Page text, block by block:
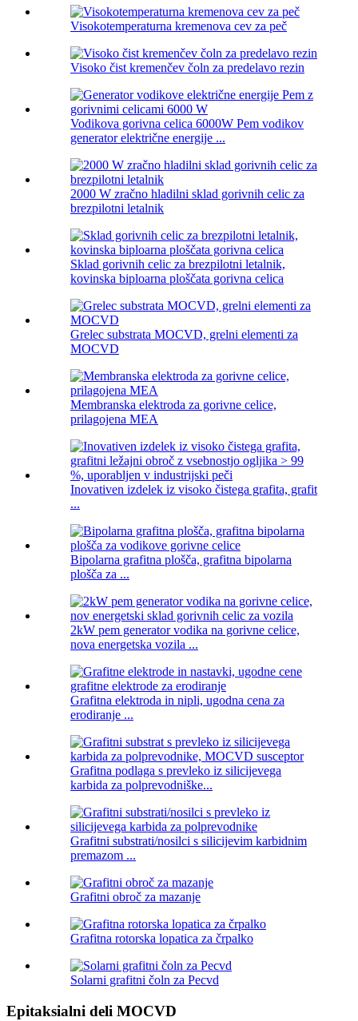
Visokotemperaturna kremenova cev za peč
Visoko čist kremenčev čoln za predelavo rezin
Vodikova gorivna celica 6000W Pem vodikov
generator električne energije ...
2000 W zračno hladilni sklad gorivnih celic za
brezpilotni letalnik
Sklad gorivnih celic za brezpilotni letalnik,
kovinska biploarna ploščata gorivna celica
Grelec substrata MOCVD, grelni elementi za
MOCVD
Membranska elektroda za gorivne celice,
prilagojena MEA
Inovativen izdelek iz visoko čistega grafita, grafit
...
Bipolarna grafitna plošča, grafitna bipolarna
plošča za ...
2kW pem generator vodika na gorivne celice,
nova energetska vozila ...
Grafitna elektroda in nipli, ugodna cena za
erodiranje ...
Grafitna podlaga s prevleko iz silicijevega
karbida za polprevodniške...
Grafitni substrati/nosilci s silicijevim karbidnim
premazom ...
Grafitni obroč za mazanje
Grafitna rotorska lopatica za črpalko
Solarni grafitni čoln za Pecvd
Epitaksialni deli MOCVD